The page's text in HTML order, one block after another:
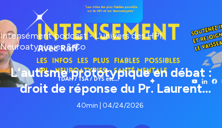
Intensément podcast - L'univers des HPI,
Neuroatypiques & Co
L'autisme prototypique en débat :
droit de réponse du Pr. Laurent
Mottron à la critique.
40min | 04/24/2026